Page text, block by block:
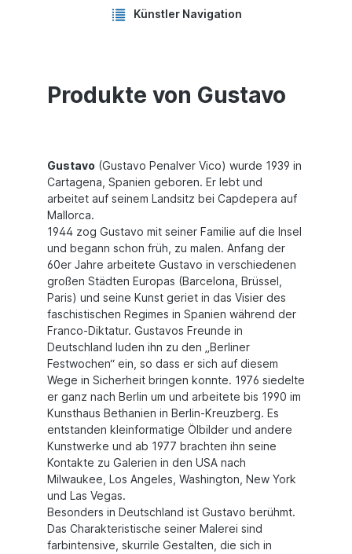
Künstler Navigation
Produkte von Gustavo
Gustavo (Gustavo Penalver Vico) wurde 1939 in
Cartagena, Spanien geboren. Er lebt und
arbeitet auf seinem Landsitz bei Capdepera auf
Mallorca.
1944 zog Gustavo mit seiner Familie auf die Insel
und begann schon früh, zu malen. Anfang der
60er Jahre arbeitete Gustavo in verschiedenen
großen Städten Europas (Barcelona, Brüssel,
Paris) und seine Kunst geriet in das Visier des
faschistischen Regimes in Spanien während der
Franco-Diktatur. Gustavos Freunde in
Deutschland luden ihn zu den „Berliner
Festwochen“ ein, so dass er sich auf diesem
Wege in Sicherheit bringen konnte. 1976 siedelte
er ganz nach Berlin um und arbeitete bis 1990 im
Kunsthaus Bethanien in Berlin-Kreuzberg. Es
entstanden kleinformatige Ölbilder und andere
Kunstwerke und ab 1977 brachten ihn seine
Kontakte zu Galerien in den USA nach
Milwaukee, Los Angeles, Washington, New York
und Las Vegas.
Besonders in Deutschland ist Gustavo berühmt.
Das Charakteristische seiner Malerei sind
farbintensive, skurrile Gestalten, die sich in